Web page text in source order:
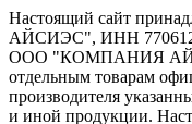
Настоящий сайт
АЙСИЭС", ИНН
ООО "КОМПАНИЯ
отдельным товарам
производителя
и иной продукции.